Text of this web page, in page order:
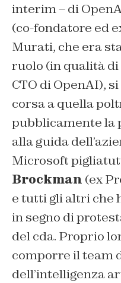
interim – di
(co-fondatore ed
Murati, che era
ruolo (in qualità di
CTO di OpenAI),
corsa a quella
pubblicamente la
alla guida
Microsoft
Brockman (ex
e tutti gli altri che
in segno di
del cda. Proprio
comporre il team
dell’intelligenza